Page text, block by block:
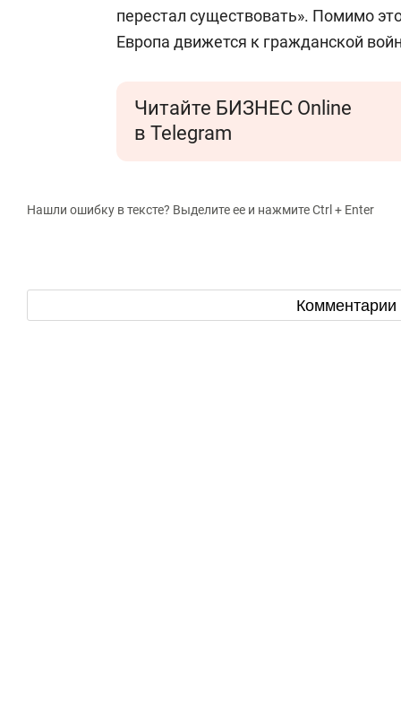
перестал существовать». Помимо
Европа движется к гражданской
Читайте БИЗНЕС Online
в Telegram
Нашли ошибку в тексте? Выделите ее и нажмите Ctrl + Enter
Комментарии